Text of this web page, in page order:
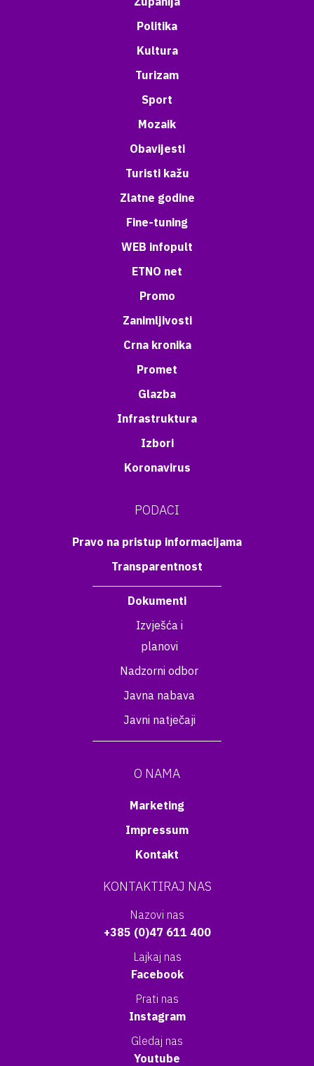
Politika
Kultura
Turizam
Sport
Mozaik
Obavijesti
Turisti kažu
Zlatne godine
Fine-tuning
WEB infopult
ETNO net
Promo
Zanimljivosti
Crna kronika
Promet
Glazba
Infrastruktura
Izbori
Koronavirus
PODACI
Pravo na pristup informacijama
Transparentnost
Dokumenti
Izvješća i
planovi
Nadzorni odbor
Javna nabava
Javni natječaji
O NAMA
Marketing
Impressum
Kontakt
KONTAKTIRAJ NAS
Nazovi nas
+385 (0)47 611 400
Lajkaj nas
Facebook
Prati nas
Instagram
Gledaj nas
Youtube